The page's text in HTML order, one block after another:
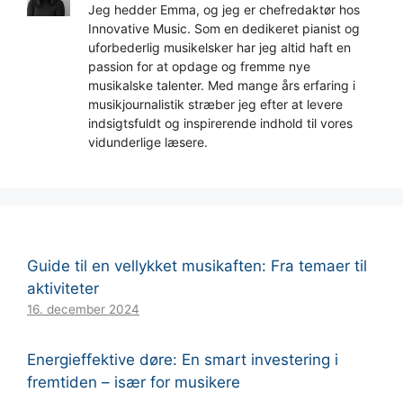
Jeg hedder Emma, og jeg er chefredaktør hos
Innovative Music. Som en dedikeret pianist og
uforbederlig musikelsker har jeg altid haft en
passion for at opdage og fremme nye
musikalske talenter. Med mange års erfaring i
musikjournalistik stræber jeg efter at levere
indsigtsfuldt og inspirerende indhold til vores
vidunderlige læsere.
Guide til en vellykket musikaften: Fra temaer til
aktiviteter
16. december 2024
Energieffektive døre: En smart investering i
fremtiden – især for musikere